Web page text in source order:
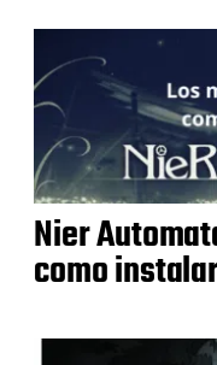
Nier
como